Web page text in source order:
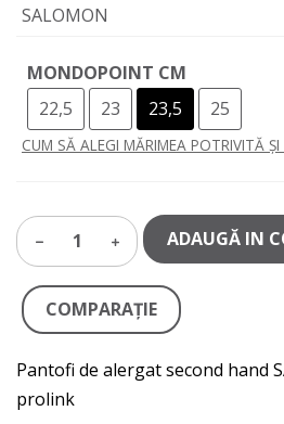
SALOMON
MONDOPOINT CM
22,5
23 23,5 25
CUM SĂ ALEGI MĂRIMEA POTRIVITĂ
1 ADAUGĂ IN
COMPARAŢIE
Pantofi de alergat second hand
prolink